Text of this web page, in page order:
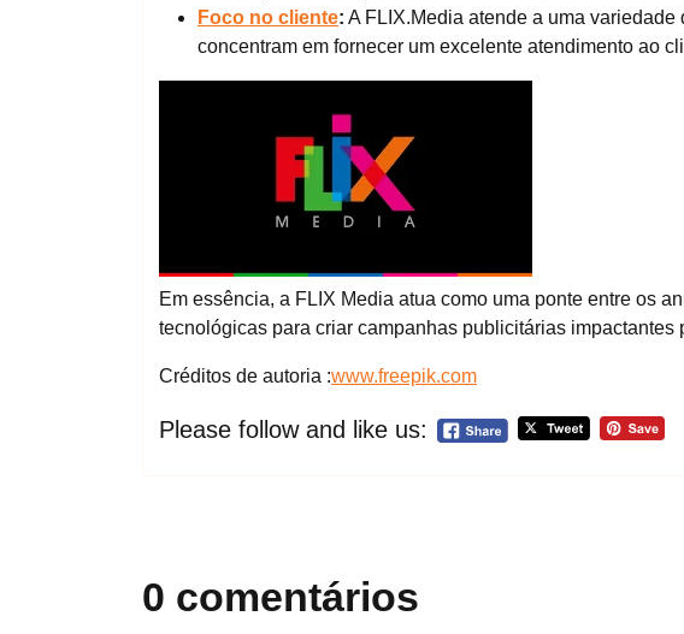
Foco no cliente: A FLIX.Media atende a uma
concentram em fornecer um excelente atendimento ao
Em essência, a FLIX Media atua como uma ponte entre os
tecnológicas para criar campanhas publicitárias
Créditos de autoria :www.freepik.com
Please follow and like us:
0 comentários